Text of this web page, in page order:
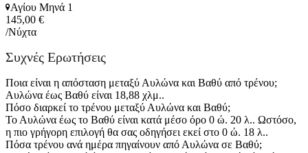
Αγίου Μηνά 1
145,00 €
/Νύχτα
Συχνές Ερωτήσεις
Ποια είναι η απόσταση μεταξύ Αυλώνα και Βαθύ από τρένου;
Αυλώνα έως Βαθύ είναι 18,88 χλμ..
Πόσο διαρκεί το τρένου μεταξύ Αυλώνα και Βαθύ;
Το Αυλώνα έως το Βαθύ είναι κατά μέσο όρο 0 ώ. 20 λ.. Ωστόσο,
η πιο γρήγορη επιλογή θα σας οδηγήσει εκεί στο 0 ώ. 18 λ..
Πόσα τρένου ανά ημέρα πηγαίνουν από Αυλώνα σε Βαθύ;